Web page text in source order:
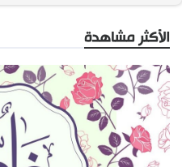
الأكثر مشاهدة